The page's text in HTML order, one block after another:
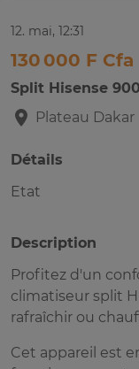
12. mai, 12:31
130 000 F Cfa
Split Hisense
Plateau Dakar
Détails
Etat
Description
Profitez d'un
climatiseur split
rafraîchir ou
Cet appareil est